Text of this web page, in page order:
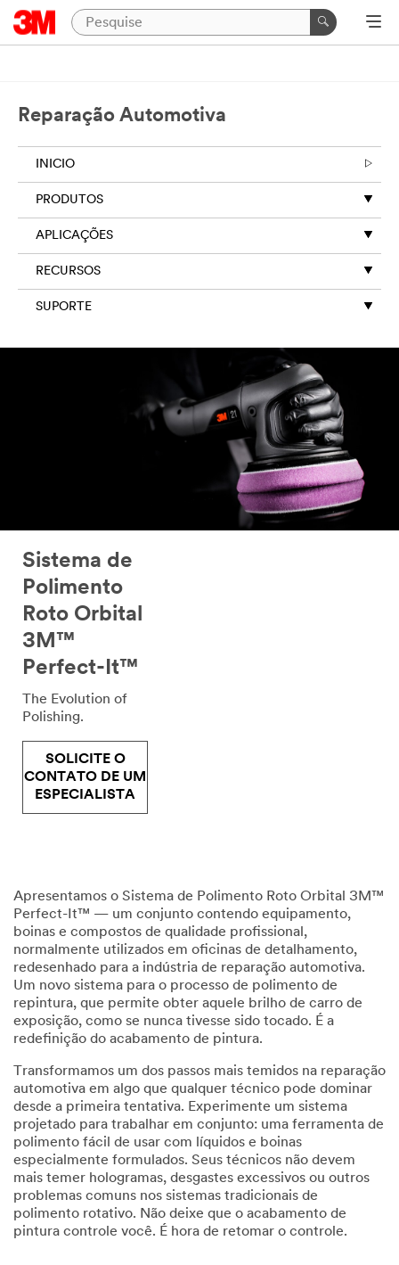
Reparação Automotiva
INICIO
PRODUTOS
APLICAÇÕES
RECURSOS
SUPORTE
Sistema de
Polimento
Roto Orbital
3M™
Perfect-It™
The Evolution of
Polishing.
SOLICITE O
CONTATO DE UM
ESPECIALISTA
Apresentamos o Sistema de Polimento Roto Orbital 3M™
Perfect-It™ — um conjunto contendo equipamento,
boinas e compostos de qualidade profissional,
normalmente utilizados em oficinas de detalhamento,
redesenhado para a indústria de reparação automotiva.
Um novo sistema para o processo de polimento de
repintura, que permite obter aquele brilho de carro de
exposição, como se nunca tivesse sido tocado. É a
redefinição do acabamento de pintura.
Transformamos um dos passos mais temidos na reparação
automotiva em algo que qualquer técnico pode dominar
desde a primeira tentativa. Experimente um sistema
projetado para trabalhar em conjunto: uma ferramenta de
polimento fácil de usar com líquidos e boinas
especialmente formulados. Seus técnicos não devem
mais temer hologramas, desgastes excessivos ou outros
problemas comuns nos sistemas tradicionais de
polimento rotativo. Não deixe que o acabamento de
pintura controle você. É hora de retomar o controle.